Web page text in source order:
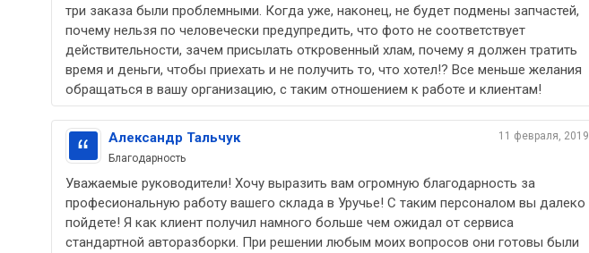
три заказа были проблемными. Когда уже, наконец, не будет подмены запчастей,
почему нельзя по человечески предупредить, что фото не соответствует
действительности, зачем присылать откровенный хлам, почему я должен тратить
время и деньги, чтобы приехать и не получить то, что хотел!? Все меньше желания
обращаться в вашу организацию, с таким отношением к работе и клиентам!
11 февраля, 2019
Александр Тальчук
Благодарность
Уважаемые руководители! Хочу выразить вам огромную благодарность за
професиональную работу вашего склада в Уручье! С таким персоналом вы далеко
пойдете! Я как клиент получил намного больше чем ожидал от сервиса
стандартной авторазборки. При решении любым моих вопросов они готовы были